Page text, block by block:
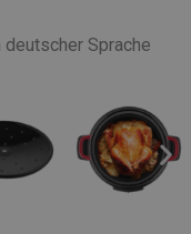
Sprache